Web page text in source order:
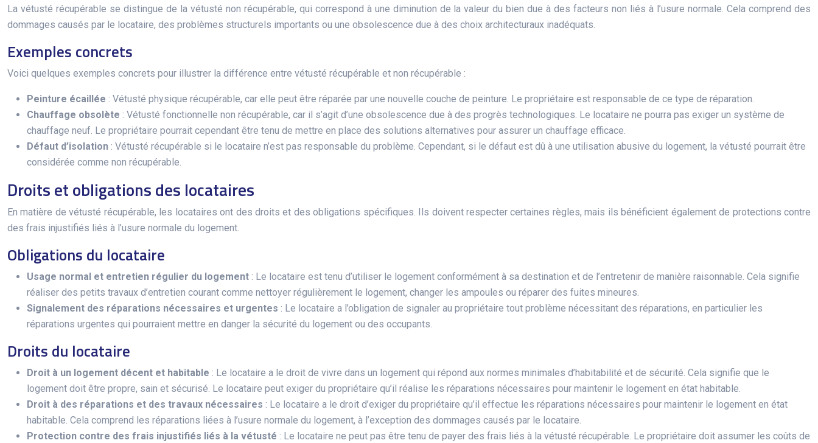
La vétusté récupérable se distingue de la vétusté non récupérable, qui correspond à une diminution de la valeur du bien due à des facteurs non liés à l’usure normale. Cela comprend des
dommages causés par le locataire, des problèmes structurels importants ou une obsolescence due à des choix architecturaux inadéquats.
Exemples concrets
Voici quelques exemples concrets pour illustrer la différence entre vétusté récupérable et non récupérable :
Peinture écaillée : Vétusté physique récupérable, car elle peut être réparée par une nouvelle couche de peinture. Le propriétaire est responsable de ce type de réparation.
Chauffage obsolète : Vétusté fonctionnelle non récupérable, car il s’agit d’une obsolescence due à des progrès technologiques. Le locataire ne pourra pas exiger un système de
chauffage neuf. Le propriétaire pourrait cependant être tenu de mettre en place des solutions alternatives pour assurer un chauffage efficace.
Défaut d’isolation : Vétusté récupérable si le locataire n’est pas responsable du problème. Cependant, si le défaut est dû à une utilisation abusive du logement, la vétusté pourrait être
considérée comme non récupérable.
Droits et obligations des locataires
En matière de vétusté récupérable, les locataires ont des droits et des obligations spécifiques. Ils doivent respecter certaines règles, mais ils bénéficient également de protections contre
des frais injustifiés liés à l’usure normale du logement.
Obligations du locataire
Usage normal et entretien régulier du logement : Le locataire est tenu d’utiliser le logement conformément à sa destination et de l’entretenir de manière raisonnable. Cela signifie
réaliser des petits travaux d’entretien courant comme nettoyer régulièrement le logement, changer les ampoules ou réparer des fuites mineures.
Signalement des réparations nécessaires et urgentes : Le locataire a l’obligation de signaler au propriétaire tout problème nécessitant des réparations, en particulier les
réparations urgentes qui pourraient mettre en danger la sécurité du logement ou des occupants.
Droits du locataire
Droit à un logement décent et habitable : Le locataire a le droit de vivre dans un logement qui répond aux normes minimales d’habitabilité et de sécurité. Cela signifie que le
logement doit être propre, sain et sécurisé. Le locataire peut exiger du propriétaire qu’il réalise les réparations nécessaires pour maintenir le logement en état habitable.
Droit à des réparations et des travaux nécessaires : Le locataire a le droit d’exiger du propriétaire qu’il effectue les réparations nécessaires pour maintenir le logement en état
habitable. Cela comprend les réparations liées à l’usure normale du logement, à l’exception des dommages causés par le locataire.
Protection contre des frais injustifiés liés à la vétusté : Le locataire ne peut pas être tenu de payer des frais liés à la vétusté récupérable. Le propriétaire doit assumer les coûts de